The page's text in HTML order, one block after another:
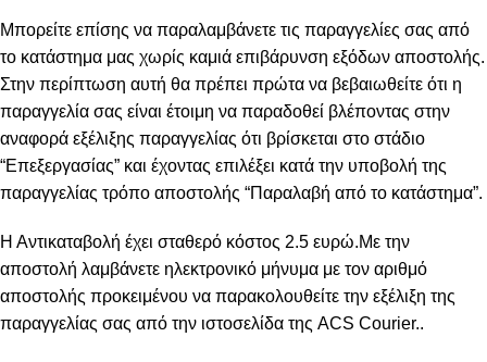
Μπορείτε επίσης να παραλαμβάνετε τις παραγγελίες σας από
το κατάστημα μας χωρίς καμιά επιβάρυνση εξόδων αποστολής.
Στην περίπτωση αυτή θα πρέπει πρώτα να βεβαιωθείτε ότι η
παραγγελία σας είναι έτοιμη να παραδοθεί βλέποντας στην
αναφορά εξέλιξης παραγγελίας ότι βρίσκεται στο στάδιο
“Επεξεργασίας” και έχοντας επιλέξει κατά την υποβολή της
παραγγελίας τρόπο αποστολής “Παραλαβή από το κατάστημα”.
Η Αντικαταβολή έχει σταθερό κόστος 2.5 ευρώ.Με την
αποστολή λαμβάνετε ηλεκτρονικό μήνυμα με τον αριθμό
αποστολής προκειμένου να παρακολουθείτε την εξέλιξη της
παραγγελίας σας από την ιστοσελίδα της ACS Courier..